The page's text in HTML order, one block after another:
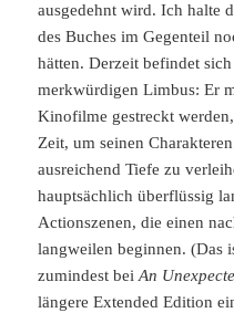
ausgedehnt wird. Ich halte
des Buches im Gegenteil
hätten. Derzeit befindet
merkwürdigen Limbus: Er
Kinofilme gestreckt
Zeit, um seinen
ausreichend Tiefe zu
hauptsächlich überflüssig
Actionszenen, die einen
langweilen beginnen. (Das
zumindest beiAn
längere Extended Edition